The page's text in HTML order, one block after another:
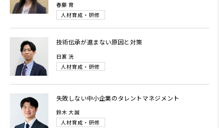
春藤 育
人材育成・研修
技術伝承が進まない原因と対策
日髙 洸
人材育成・研修
失敗しない中小企業のタレントマネジメント
鈴木 大誠
人材育成・研修